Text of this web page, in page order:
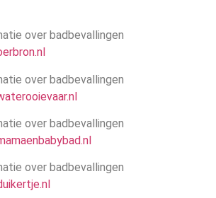
over badbevallingen
over badbevallingen
over badbevallingen
over badbevallingen